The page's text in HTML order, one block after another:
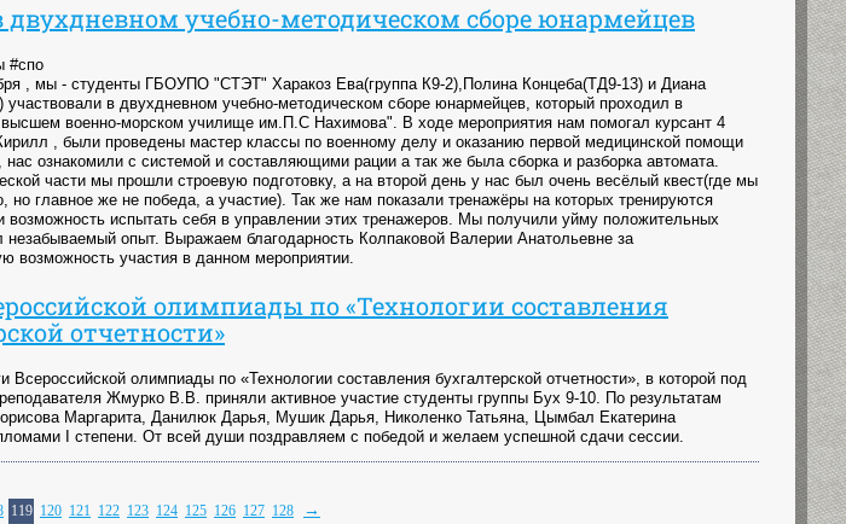
двухдневном учебно-методическом сборе юнармейцев
#спо
, мы - студенты ГБОУПО "СТЭТ" Харакоз Ева(группа К9-2),Полина Концеба(ТД9-13) и Диана
участвовали в двухдневном учебно-методическом сборе юнармейцев, который проходил в
военно-морском училище им.П.С Нахимова". В ходе мероприятия нам помогал курсант 4
, были проведены мастер классы по военному делу и оказанию первой медицинской помощи
ознакомили с системой и составляющими рации а так же была сборка и разборка автомата.
части мы прошли строевую подготовку, а на второй день у нас был очень весёлый квест(где мы
но главное же не победа, а участие). Так же нам показали тренажёры на которых тренируются
возможность испытать себя в управлении этих тренажеров. Мы получили уйму положительных
незабываемый опыт. Выражаем благодарность Колпаковой Валерии Анатольевне за
возможность участия в данном мероприятии.
олимпиады по «Технологии составления
отчетности»
Всероссийской олимпиады по «Технологии составления бухгалтерской отчетности», в которой под
Жмурко В.В. приняли активное участие студенты группы Бух 9-10. По результатам
Маргарита, Данилюк Дарья, Мушик Дарья, Николенко Татьяна, Цымбал Екатерина
I степени. От всей души поздравляем с победой и желаем успешной сдачи сессии.
119 120 121 122 123 124 125 126 127 128 →